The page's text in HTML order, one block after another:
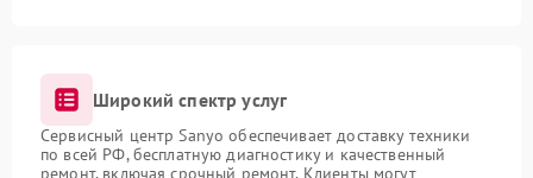
Широкий спектр услуг
Сервисный центр Sanyo обеспечивает доставку техники
по всей РФ, бесплатную диагностику и качественный
ремонт, включая срочный ремонт. Клиенты могут